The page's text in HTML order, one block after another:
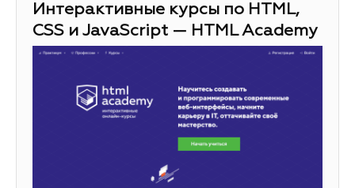
Интерактивные курсы по HTML,
CSS и JavaScript — HTML Academy